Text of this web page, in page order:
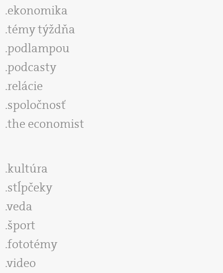
ekonomika
témy týždňa
podlampou
podcasty
relácie
spoločnosť
the economist
kultúra
stĺpčeky
veda
šport
fototémy
video